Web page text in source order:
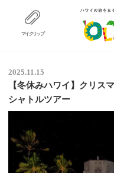
マイクリップ
2025.11.15
【冬休みハワイ】クリス
シャトルツアー